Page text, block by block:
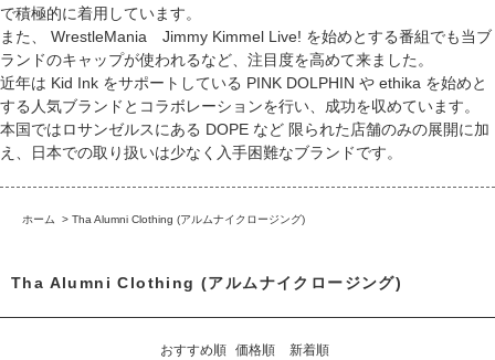
で積極的に着用しています。
また、 WrestleMania Jimmy Kimmel Live! を始めとする番組でも当ブ
ランドのキャップが使われるなど、注目度を高めて来ました。
近年は Kid Ink をサポートしている PINK DOLPHIN や ethika を始めと
する人気ブランドとコラボレーションを行い、成功を収めています。
本国ではロサンゼルスにある DOPE など 限られた店舗のみの展開に加
え、日本での取り扱いは少なく入手困難なブランドです。
ホーム > Tha Alumni Clothing (アルムナイクロージング)
Tha Alumni Clothing (アルムナイクロージング)
おすすめ順 価格順 新着順